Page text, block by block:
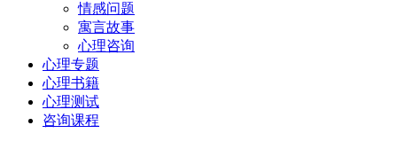
情感问题
寓言故事
心理咨询
心理专题
心理书籍
心理测试
咨询课程